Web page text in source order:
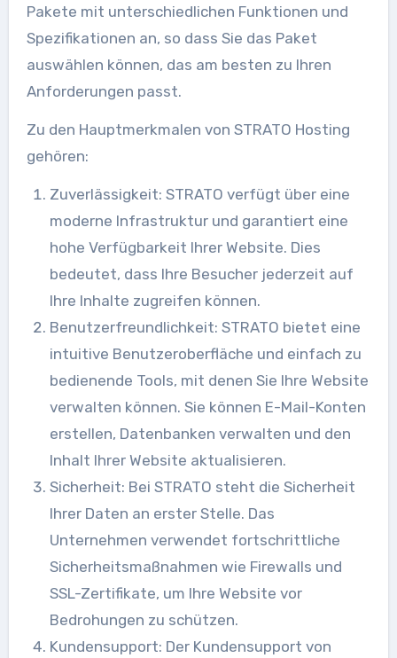
Pakete mit unterschiedlichen Funktionen und
Spezifikationen an, so dass Sie das Paket
auswählen können, das am besten zu Ihren
Anforderungen passt.
Zu den Hauptmerkmalen von STRATO Hosting
gehören:
Zuverlässigkeit: STRATO verfügt über eine
moderne Infrastruktur und garantiert eine
hohe Verfügbarkeit Ihrer Website. Dies
bedeutet, dass Ihre Besucher jederzeit auf
Ihre Inhalte zugreifen können.
Benutzerfreundlichkeit: STRATO bietet eine
intuitive Benutzeroberfläche und einfach zu
bedienende Tools, mit denen Sie Ihre Website
verwalten können. Sie können E-Mail-Konten
erstellen, Datenbanken verwalten und den
Inhalt Ihrer Website aktualisieren.
Sicherheit: Bei STRATO steht die Sicherheit
Ihrer Daten an erster Stelle. Das
Unternehmen verwendet fortschrittliche
Sicherheitsmaßnahmen wie Firewalls und
SSL-Zertifikate, um Ihre Website vor
Bedrohungen zu schützen.
Kundensupport: Der Kundensupport von